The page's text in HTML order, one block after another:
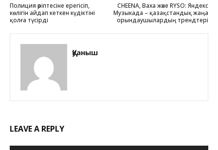
Полиция әріптесіне ерегісіп,
көлігін айдап кеткен күдіктіні
қолға түсірді
CHEENA, Baxa және RYSO: Яндекс
Музыкада – қазақстандық жаңа
орындаушылардың трендтері
Қуаныш
LEAVE A REPLY